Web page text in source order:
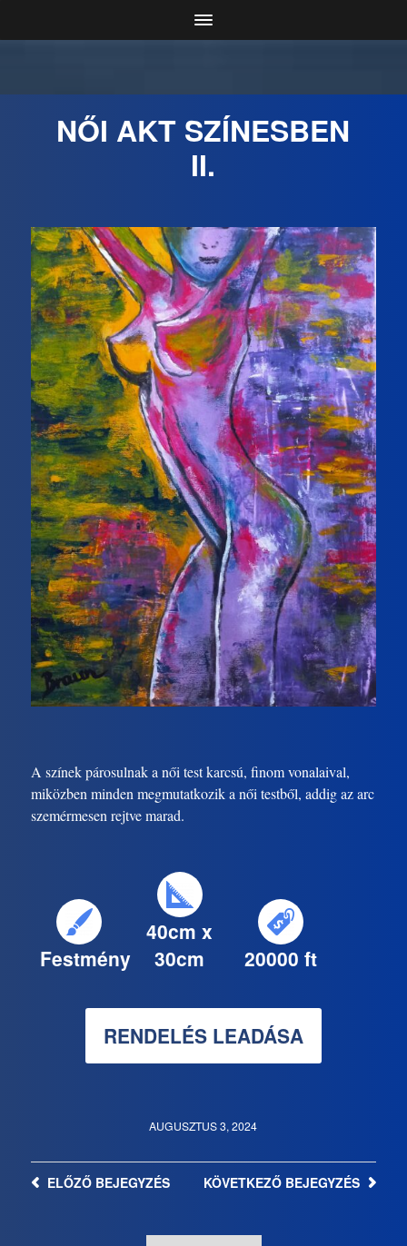
NŐI AKT SZÍNESBEN
II.
A színek párosulnak a női test karcsú, finom vonalaival,
miközben minden megmutatkozik a női testből, addig az arc
szemérmesen rejtve marad.
Festmény
40cm x
30cm
20000 ft
RENDELÉS LEADÁSA
AUGUSZTUS 3, 2024
KÖVETKEZŐ BEJEGYZÉS
ELŐZŐBEJEGYZÉS